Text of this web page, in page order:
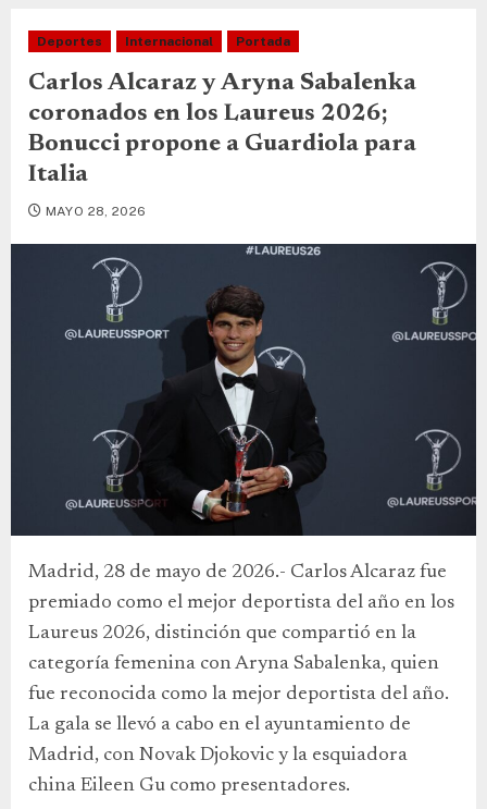
Deportes Internacional Portada
Carlos Alcaraz y Aryna Sabalenka
coronados en los Laureus 2026;
Bonucci propone a Guardiola para
Italia
MAYO 28, 2026
Madrid, 28 de mayo de 2026.- Carlos Alcaraz fue
premiado como el mejor deportista del año en los
Laureus 2026, distinción que compartió en la
categoría femenina con Aryna Sabalenka, quien
fue reconocida como la mejor deportista del año.
La gala se llevó a cabo en el ayuntamiento de
Madrid, con Novak Djokovic y la esquiadora
china Eileen Gu como presentadores.